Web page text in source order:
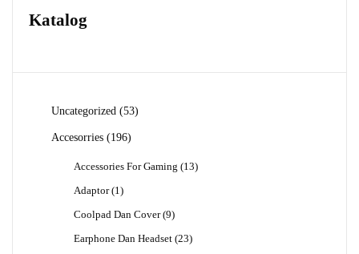
Katalog
Uncategorized 5353
Accesorries
196196
Accessories For Gaming 1313
Adaptor 1 1
Coolpad Dan Cover 99
Earphone Dan Headset 2323